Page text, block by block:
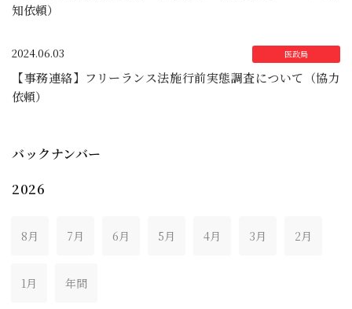
知依頼）
2024.06.03
【事務連絡】フリーランス法施行前実態調査について（協力
依頼）
バックナンバー
2026
8月 7月 6月 5月 4月 3月 2月
1月 年間